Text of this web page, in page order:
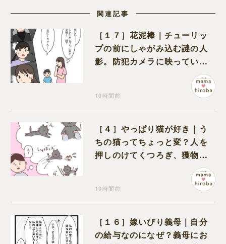
関連記事
［１７］花泥棒｜チューリッ
プの前にしゃがみ込む謎の人
影。防犯カメラに映っていた
10時間前
［４］やっぱり猫が好き｜う
ちの猫ってちょっと変？人を
押しのけてくつろぎ、獲物に
も物怖じしない鋼のハート
10時間前
［１６］嫁いびり義母｜自分
の給与なのになぜ？義母にお